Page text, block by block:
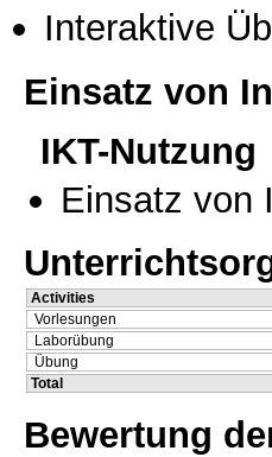
Interaktive
Einsatz von
IKT-Nutzung
Einsatz von
Activities
Vorlesungen
Laborübung
Übung
Total
Bewertung